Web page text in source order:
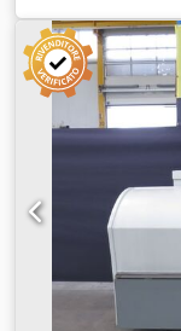
Heidenhain
macchina
banco: 320 mm
mm Lunghezza
Passaggio barra
rotazione: 10-
Serraggio
Sja
per ispezione